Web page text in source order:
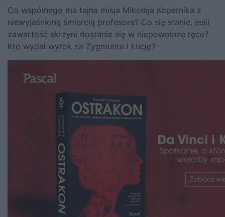
Co wspólnego ma tajna misja Mikołaja Kopernika z
niewyjaśnioną śmiercią profesora? Co się stanie, jeśli
zawartość skrzyni dostanie się w niepowołane ręce?
Kto wydał wyrok na Zygmunta i Łucję?